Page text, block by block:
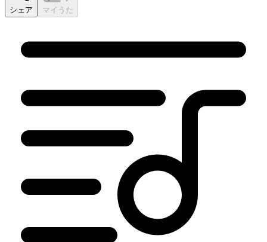
シェア マイうた